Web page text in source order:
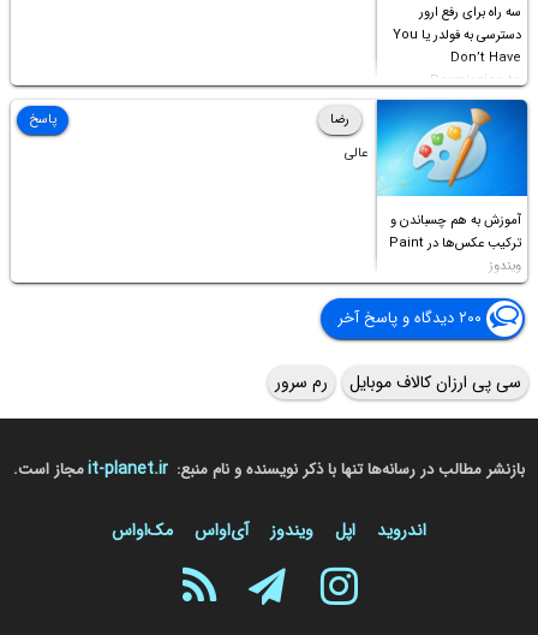
سه راه برای رفع ارور
دسترسی به فولدر یا You
Don’t Have
Permission to
Access this folder
آموزش به هم چسباندن و
ترکیب عکس‌ها در Paint
ویندوز
رضا
عالی
پاسخ
۲۰۰ دیدگاه و پاسخ آخر
سی پی ارزان کالاف موبایل رم سرور
بازنشر مطالب در رسانه‌ها تنها با ذکر نویسنده و نام منبع: it-planet.irمجاز است.
اندروید اپل ویندوز آی‌او‌اس مک‌او‌اس